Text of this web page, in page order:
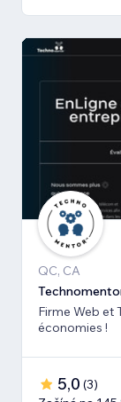
QC, CA
Firme Web et
économies !
5,0 (3)